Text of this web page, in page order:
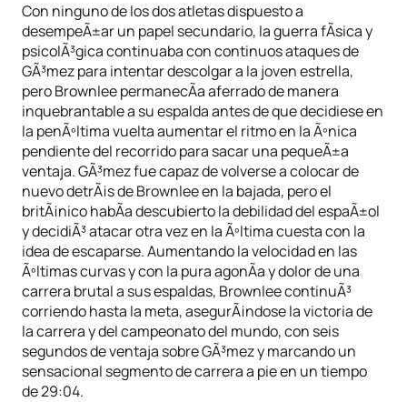
Con ninguno de los dos atletas dispuesto a
desempeÃ±ar un papel secundario, la guerra fÃ­sica y
psicolÃ³gica continuaba con continuos ataques de
GÃ³mez para intentar descolgar a la joven estrella,
pero Brownlee permanecÃ­a aferrado de manera
inquebrantable a su espalda antes de que decidiese en
la penÃºltima vuelta aumentar el ritmo en la Ãºnica
pendiente del recorrido para sacar una pequeÃ±a
ventaja. GÃ³mez fue capaz de volverse a colocar de
nuevo detrÃ¡s de Brownlee en la bajada, pero el
britÃ¡nico habÃ­a descubierto la debilidad del espaÃ±ol
y decidiÃ³ atacar otra vez en la Ãºltima cuesta con la
idea de escaparse. Aumentando la velocidad en las
Ãºltimas curvas y con la pura agonÃ­a y dolor de una
carrera brutal a sus espaldas, Brownlee continuÃ³
corriendo hasta la meta, asegurÃ¡ndose la victoria de
la carrera y del campeonato del mundo, con seis
segundos de ventaja sobre GÃ³mez y marcando un
sensacional segmento de carrera a pie en un tiempo
de 29:04.